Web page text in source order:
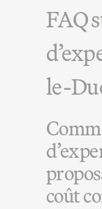
FAQ
le-
coût